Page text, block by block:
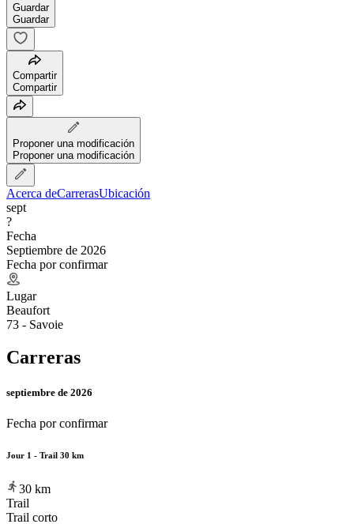
Guardar
Guardar
Compartir
Compartir
Proponer una modificación
Proponer una modificación
Acerca deCarrerasUbicación
sept
?
Fecha
Septiembre de 2026
Fecha por confirmar
Lugar
Beaufort
73 - Savoie
Carreras
septiembre de 2026
Fecha por confirmar
Jour 1 - Trail 30 km
30 km
Trail
Trail corto